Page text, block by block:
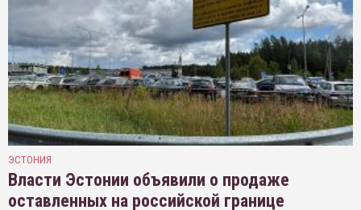
ЭСТОНИЯ
Власти Эстонии объявили о продаже
оставленных на российской границе